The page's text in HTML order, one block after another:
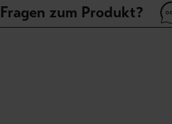
zum Produkt?